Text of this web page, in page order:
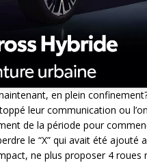
en plein
leur communication ou
de la période pour
le “X” qui avait été ajouté
ne plus proposer 4 roues